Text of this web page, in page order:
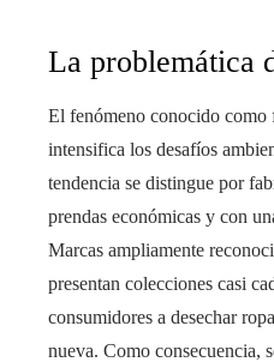
La problemática
El fenómeno conocido como
intensifica los desafíos
tendencia se distingue por
prendas económicas y con
Marcas ampliamente
presentan colecciones casi
consumidores a desechar
nueva. Como consecuencia,